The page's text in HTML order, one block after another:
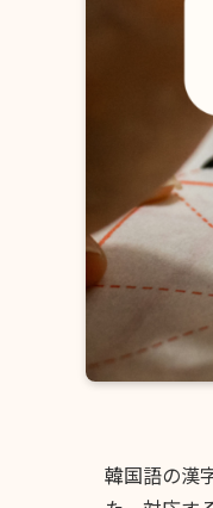
韓国語の漢